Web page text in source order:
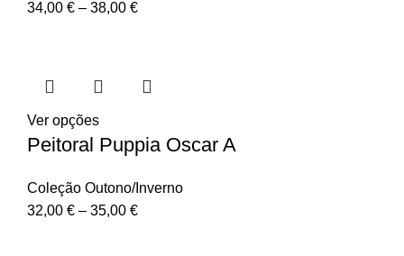
34,00 € – 38,00 €
Ver opções
Peitoral Puppia Oscar A
Coleção Outono/Inverno
32,00 € – 35,00 €